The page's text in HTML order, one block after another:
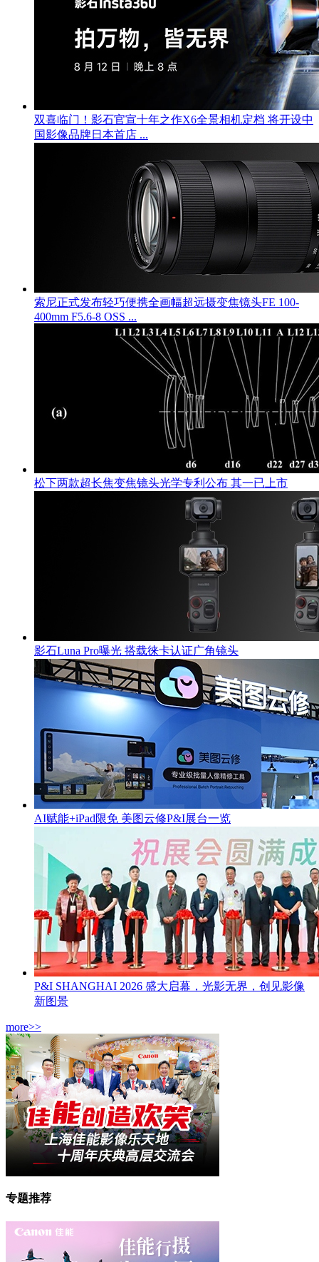
双喜临门！影石官宣十年之作X6全景相机定档 将开设中
国影像品牌日本首店 ...
索尼正式发布轻巧便携全画幅超远摄变焦镜头FE 100-
400mm F5.6-8 OSS ...
松下两款超长焦变焦镜头光学专利公布 其一已上市
影石Luna Pro曝光 搭载徕卡认证广角镜头
AI赋能+iPad限免 美图云修P&I展台一览
P&I SHANGHAI 2026 盛大启幕，光影无界，创见影像
新图景
more>>
专题推荐